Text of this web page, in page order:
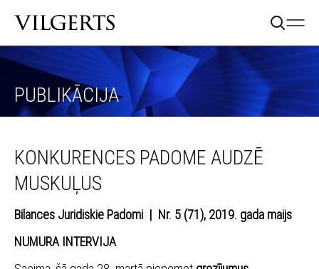
PUBLIKĀCIJA
KONKURENCES PADOME AUDZĒ
MUSKUĻUS
Bilances Juridiskie Padomi | Nr. 5 (71), 2019. gada maijs
NUMURA INTERVIJA